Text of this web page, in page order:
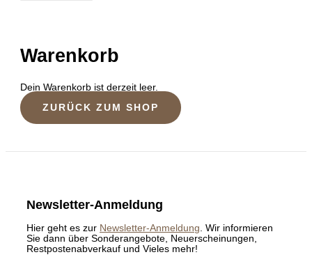
Warenkorb
Dein Warenkorb ist derzeit leer.
ZURÜCK ZUM SHOP
Newsletter-Anmeldung
Hier geht es zur Newsletter-Anmeldung. Wir informieren
Sie dann über Sonderangebote, Neuerscheinungen,
Restpostenabverkauf und Vieles mehr!